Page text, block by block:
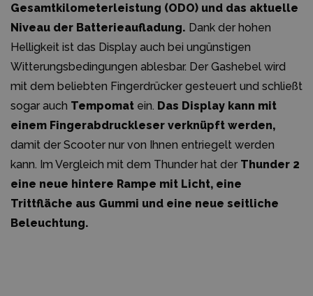
Gesamtkilometerleistung (ODO) und das aktuelle
Niveau der Batterieaufladung. Dank der hohen
Helligkeit ist das Display auch bei ungünstigen
Witterungsbedingungen ablesbar. Der Gashebel wird
mit dem beliebten Fingerdrücker gesteuert und schließt
sogar auch Tempomat ein. Das Display kann mit
einem Fingerabdruckleser verknüpft werden,
damit der Scooter nur von Ihnen entriegelt werden
kann. Im Vergleich mit dem Thunder hat der Thunder 2
eine neue hintere Rampe mit Licht, eine
Trittfläche aus Gummi und eine neue seitliche
Beleuchtung.